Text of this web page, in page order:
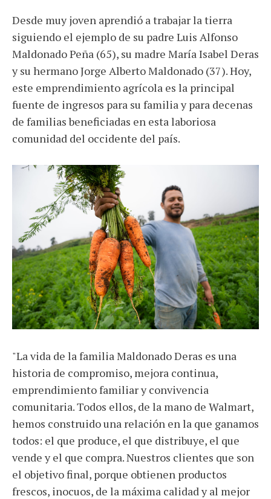
Desde muy joven aprendió a trabajar la tierra
siguiendo el ejemplo de su padre Luis Alfonso
Maldonado Peña (65), su madre María Isabel Deras
y su hermano Jorge Alberto Maldonado (37). Hoy,
este emprendimiento agrícola es la principal
fuente de ingresos para su familia y para decenas
de familias beneficiadas en esta laboriosa
comunidad del occidente del país.
"La vida de la familia Maldonado Deras es una
historia de compromiso, mejora continua,
emprendimiento familiar y convivencia
comunitaria. Todos ellos, de la mano de Walmart,
hemos construido una relación en la que ganamos
todos: el que produce, el que distribuye, el que
vende y el que compra. Nuestros clientes que son
el objetivo final, porque obtienen productos
frescos, inocuos, de la máxima calidad y al mejor